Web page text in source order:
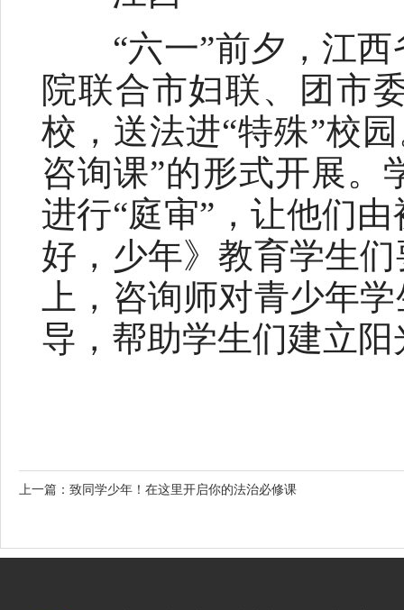
“六一”前夕，江西
院联合市妇联、团市
校，送法进“特殊”校
咨询课”的形式开展。
进行“庭审”，让他们
好，少年》教育学生
上，咨询师对青少年
导，帮助学生们建立阳
上一篇： 致同学少年！在这里开启你的法治必修课